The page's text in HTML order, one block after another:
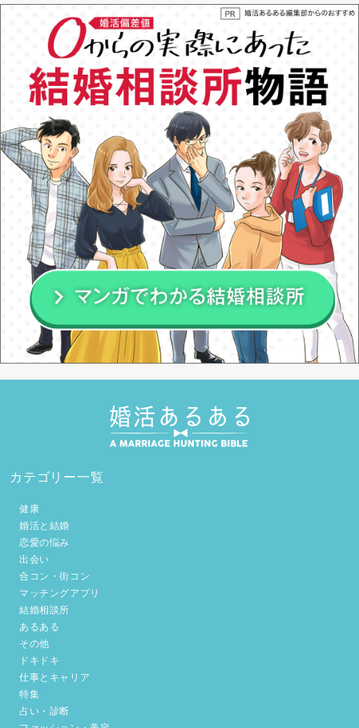
カテゴリー一覧
健康
婚活と結婚
恋愛の悩み
出会い
合コン・街コン
マッチングアプリ
結婚相談所
あるある
その他
ドキドキ
仕事とキャリア
特集
占い・診断